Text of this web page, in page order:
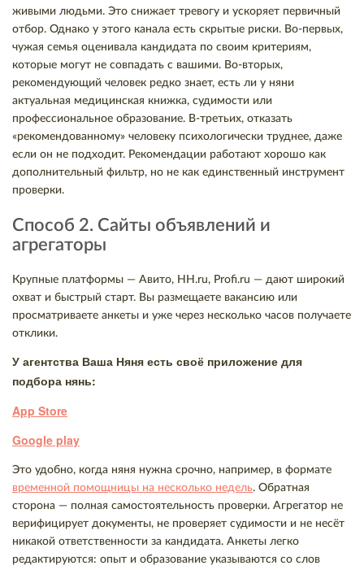
живыми людьми. Это снижает тревогу и ускоряет первичный
отбор. Однако у этого канала есть скрытые риски. Во-первых,
чужая семья оценивала кандидата по своим критериям,
которые могут не совпадать с вашими. Во-вторых,
рекомендующий человек редко знает, есть ли у няни
актуальная медицинская книжка, судимости или
профессиональное образование. В-третьих, отказать
«рекомендованному» человеку психологически труднее, даже
если он не подходит. Рекомендации работают хорошо как
дополнительный фильтр, но не как единственный инструмент
проверки.
Способ 2. Сайты объявлений и
агрегаторы
Крупные платформы — Авито, HH.ru, Profi.ru — дают широкий
охват и быстрый старт. Вы размещаете вакансию или
просматриваете анкеты и уже через несколько часов получаете
отклики.
У агентства Ваша Няня есть своё приложение для
подбора нянь:
App Store
Google play
Это удобно, когда няня нужна срочно, например, в формате
временной помощницы на несколько недель. Обратная
сторона — полная самостоятельность проверки. Агрегатор не
верифицирует документы, не проверяет судимости и не несёт
никакой ответственности за кандидата. Анкеты легко
редактируются: опыт и образование указываются со слов